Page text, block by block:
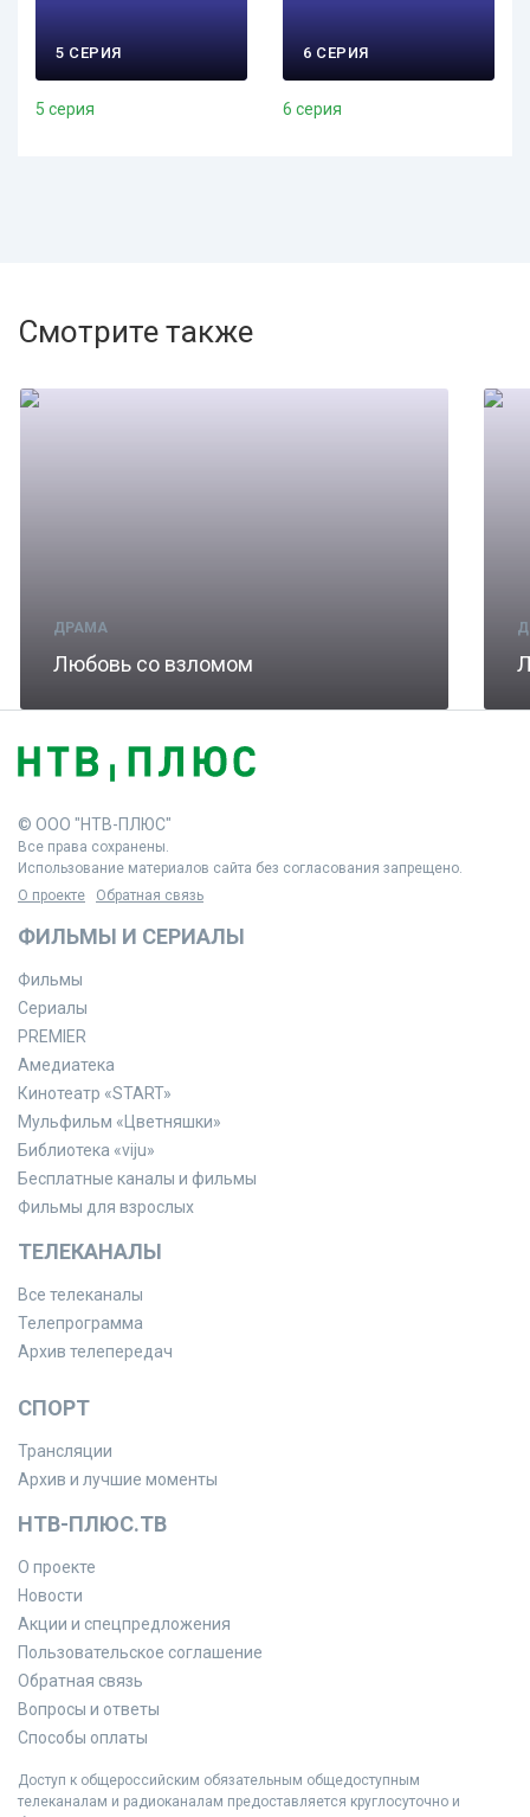
5 СЕРИЯ
5 серия
6 СЕРИЯ
6 серия
Смотрите также
ДРАМА
Любовь со взломом
© ООО "НТВ-ПЛЮС"
Все права сохранены.
Использование материалов сайта без согласования запрещено.
О проекте
Обратная связь
ФИЛЬМЫ И СЕРИАЛЫ
Фильмы
Сериалы
PREMIER
Амедиатека
Кинотеатр «START»
Мульфильм «Цветняшки»
Библиотека «viju»
Бесплатные каналы и фильмы
Фильмы для взрослых
ТЕЛЕКАНАЛЫ
Все телеканалы
Телепрограмма
Архив телепередач
СПОРТ
Трансляции
Архив и лучшие моменты
НТВ-ПЛЮС.ТВ
О проекте
Новости
Акции и спецпредложения
Пользовательское соглашение
Обратная связь
Вопросы и ответы
Способы оплаты
Доступ к общероссийским обязательным общедоступным
телеканалам и радиоканалам предоставляется круглосуточно и